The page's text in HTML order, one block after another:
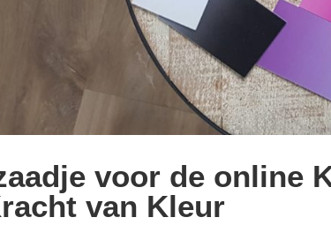
voor de online
van Kleur